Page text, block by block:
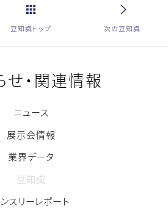
豆知識トップ 次の豆知識
せ・関連情報
ニュース
展示会情報
業界データ
豆知識
スリーレポート